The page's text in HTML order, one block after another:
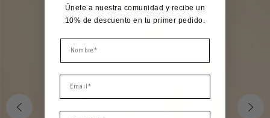
Únete a nuestra comunidad y recibe un
10% de descuento en tu primer pedido.